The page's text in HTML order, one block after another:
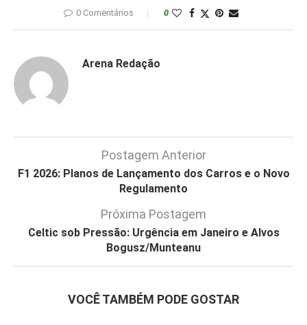
0 Comentários 0
Arena Redação
Postagem Anterior
F1 2026: Planos de Lançamento dos Carros e o Novo
Regulamento
Próxima Postagem
Celtic sob Pressão: Urgência em Janeiro e Alvos
Bogusz/Munteanu
VOCÊ TAMBÉM PODE GOSTAR